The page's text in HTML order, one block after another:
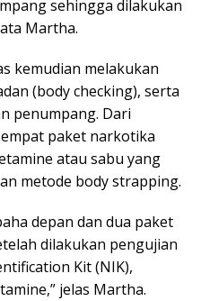
sehingga dilakukan
Martha.
kemudian melakukan
(body checking), serta
penumpang. Dari
paket narkotika
atau sabu yang
metode body strapping.
depan dan dua paket
dilakukan pengujian
Kit (NIK),
jelas Martha.